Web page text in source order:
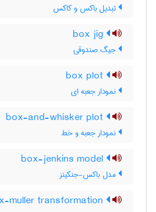
تبدیل باکس و کاکس
جیگ صندوقی
نمودار جعبه ای
نمودار جعبه و خط
مدل باکس-جنکینز